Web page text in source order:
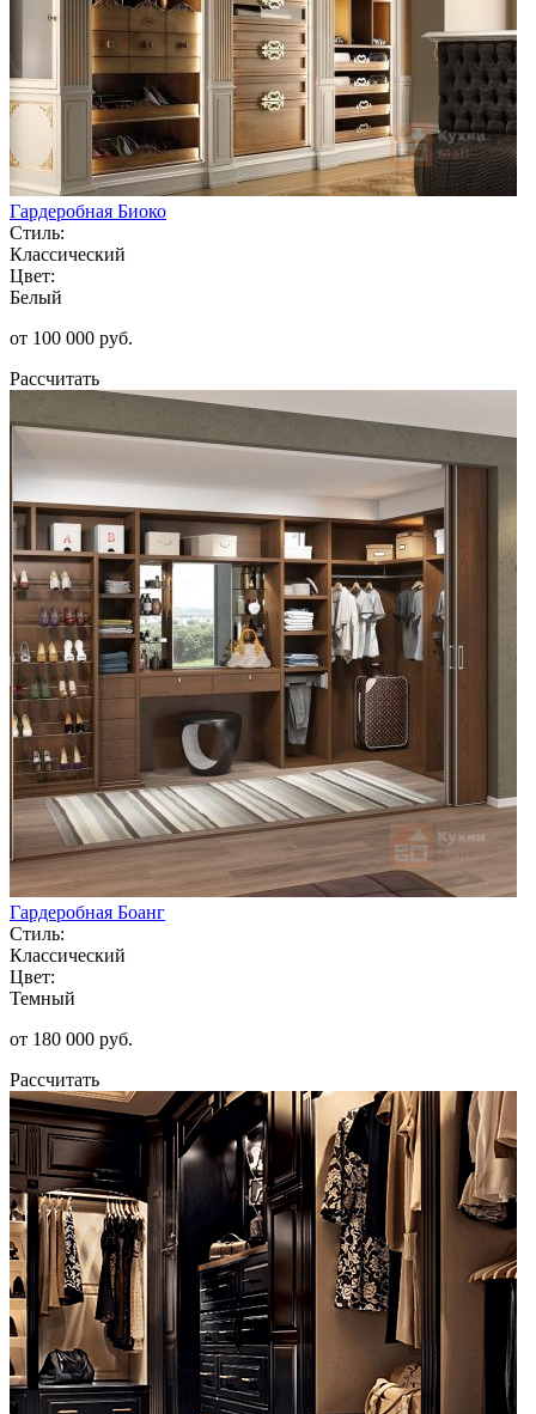
Гардеробная Биоко
Стиль:
Классический
Цвет:
Белый
от 100 000 руб.
Рассчитать
Гардеробная Боанг
Стиль:
Классический
Цвет:
Темный
от 180 000 руб.
Рассчитать